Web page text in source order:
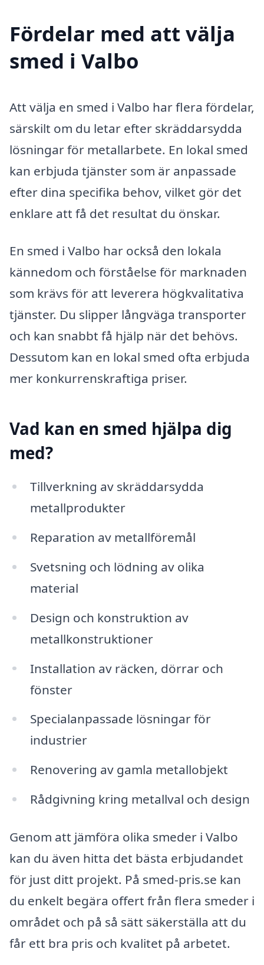
Fördelar med att välja
smed i Valbo
Att välja en smed i Valbo har flera fördelar,
särskilt om du letar efter skräddarsydda
lösningar för metallarbete. En lokal smed
kan erbjuda tjänster som är anpassade
efter dina specifika behov, vilket gör det
enklare att få det resultat du önskar.
En smed i Valbo har också den lokala
kännedom och förståelse för marknaden
som krävs för att leverera högkvalitativa
tjänster. Du slipper långväga transporter
och kan snabbt få hjälp när det behövs.
Dessutom kan en lokal smed ofta erbjuda
mer konkurrenskraftiga priser.
Vad kan en smed hjälpa dig
med?
Tillverkning av skräddarsydda
metallprodukter
Reparation av metallföremål
Svetsning och lödning av olika
material
Design och konstruktion av
metallkonstruktioner
Installation av räcken, dörrar och
fönster
Specialanpassade lösningar för
industrier
Renovering av gamla metallobjekt
Rådgivning kring metallval och design
Genom att jämföra olika smeder i Valbo
kan du även hitta det bästa erbjudandet
för just ditt projekt. På smed-pris.se kan
du enkelt begära offert från flera smeder i
området och på så sätt säkerställa att du
får ett bra pris och kvalitet på arbetet.